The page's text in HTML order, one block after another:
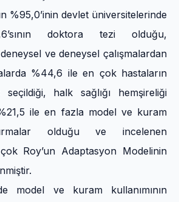
%95,0’inin devlet üniversitelerinde
doktora tezi olduğu,
ve deneysel çalışmalardan
%44,6 ile en çok hastaların
halk sağlığı hemşireliği
%21,5 ile en fazla model ve kuram
olduğu ve incelenen
Roy’un Adaptasyon Modelinin
model ve kuram kullanımının